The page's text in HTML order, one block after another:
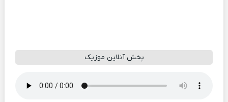
پخش آنلاین موزیک